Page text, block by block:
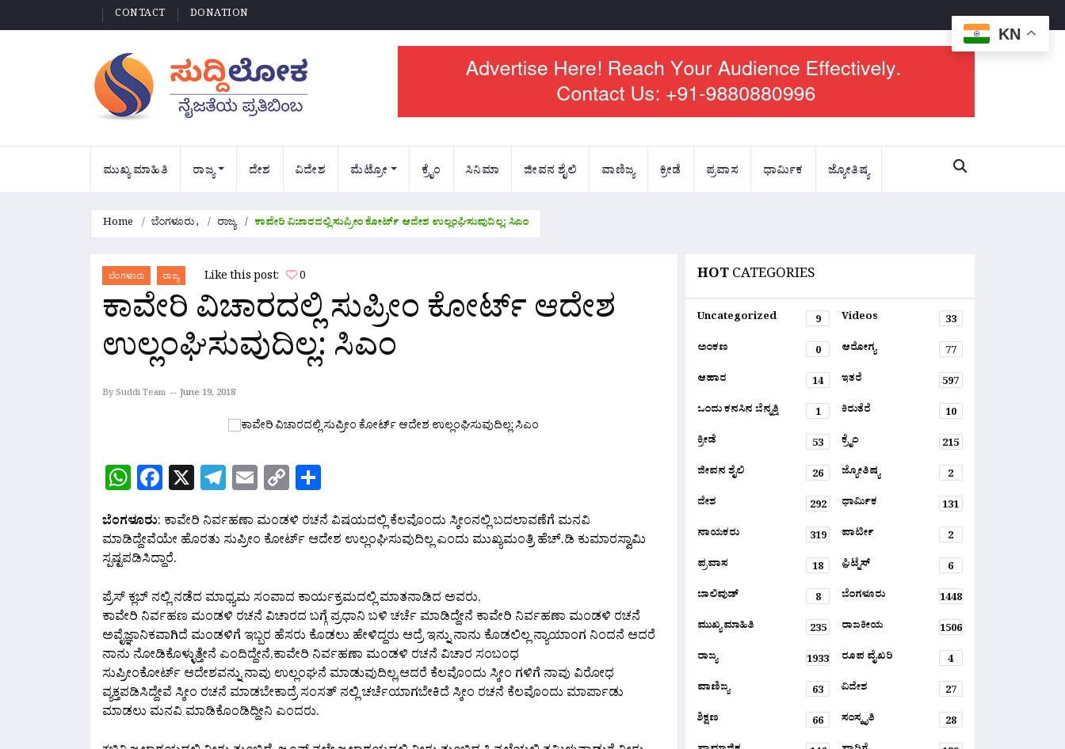
CONTACT DONATION
ಮುಖ್ಯ ಮಾಹಿತಿ ರಾಜ್ಯ ದೇಶ ವಿದೇಶ ಮೆಟ್ರೋ ಕ್ರೈಂ ಸಿನಿಮಾ ಜೀವನ ಶೈಲಿ ವಾಣಿಜ್ಯ ಕ್ರೀಡೆ ಪ್ರವಾಸ ಧಾರ್ಮಿಕ ಜ್ಯೋತಿಷ್ಯ
Home ಬೆಂಗಳೂರು, ರಾಜ್ಯ ಕಾವೇರಿ ವಿಚಾರದಲ್ಲಿ ಸುಪ್ರೀಂ ಕೋರ್ಟ್ ಆದೇಶ ಉಲ್ಲಂಘಿಸುವುದಿಲ್ಲ: ಸಿಎಂ
ಬೆಂಗಳೂರು ರಾಜ್ಯ Like this post: 0
ಕಾವೇರಿ ವಿಚಾರದಲ್ಲಿ ಸುಪ್ರೀಂ ಕೋರ್ಟ್ ಆದೇಶ
ಉಲ್ಲಂಘಿಸುವುದಿಲ್ಲ: ಸಿಎಂ
By Suddi Team June 19, 2018
WhatsApp
Facebook
X Telegram
Email
Copy
Link
ಬೆಂಗಳೂರು: ಕಾವೇರಿ ನಿರ್ವಹಣಾ ಮಂಡಳಿ ರಚನೆ ವಿಷಯದಲ್ಲಿ ಕೆಲವೊಂದು ಸ್ಕೀಂನಲ್ಲಿ ಬದಲಾವಣೆಗೆ ಮನವಿ
ಮಾಡಿದ್ದೇವೆಯೇ ಹೊರತು ಸುಪ್ರೀಂ ಕೋರ್ಟ್ ಆದೇಶ ಉಲ್ಲಂಘಿಸುವುದಿಲ್ಲ ಎಂದು ಮುಖ್ಯಮಂತ್ರಿ ಹೆಚ್.ಡಿ ಕುಮಾರಸ್ವಾಮಿ
ಸ್ಪಷ್ಟಪಡಿಸಿದ್ದಾರೆ.
ಪ್ರೆಸ್ ಕ್ಲಬ್ ನಲ್ಲಿ ನಡೆದ ಮಾಧ್ಯಮ ಸಂವಾದ ಕಾರ್ಯಕ್ರಮದಲ್ಲಿ ಮಾತನಾಡಿದ ಅವರು,
ಕಾವೇರಿ ನಿರ್ವಹಣ ಮಂಡಳಿ ರಚನೆ ವಿಚಾರದ ಬಗ್ಗೆ ಪ್ರಧಾನಿ ಬಳಿ ಚರ್ಚೆ ಮಾಡಿದ್ದೇನೆ ಕಾವೇರಿ ನಿರ್ವಹಣಾ ಮಂಡಳಿ ರಚನೆ
ಅವೈಜ್ಞಾನಿಕವಾಗಿದೆ ಮಂಡಳಿಗೆ ಇಬ್ಬರ ಹೆಸರು ಕೊಡಲು ಹೇಳಿದ್ದರು ಆದ್ರೆ ಇನ್ನು ನಾನು ಕೊಡಲಿಲ್ಲ ನ್ಯಾಯಾಂಗ ನಿಂದನೆ ಆದರೆ
ನಾನು ನೋಡಿಕೊಳ್ಳುತ್ತೇನೆ ಎಂದಿದ್ದೇನೆ,ಕಾವೇರಿ ನಿರ್ವಹಣಾ ಮಂಡಳಿ ರಚನೆ ವಿಚಾರ ಸಂಬಂಧ
ಸುಪ್ರೀಂಕೋರ್ಟ್ ಆದೇಶವನ್ನು ನಾವು ಉಲ್ಲಂಘನೆ ಮಾಡುವುದಿಲ್ಲ,ಆದರೆ ಕೆಲವೊಂದು ಸ್ಕೀಂ ಗಳಿಗೆ ನಾವು ವಿರೋಧ
ವ್ಯಕ್ತಪಡಿಸಿದ್ದೇವೆ ಸ್ಕೀಂ ರಚನೆ ಮಾಡಬೇಕಾದ್ರೆ ಸಂಸತ್ ನಲ್ಲಿ ಚರ್ಚೆಯಾಗಬೇಕಿದೆ ಸ್ಕೀಂ ರಚನೆ ಕೆಲವೊಂದು ಮಾರ್ಪಾಡು
ಮಾಡಲು ಮನವಿ ಮಾಡಿಕೊಂಡಿದ್ದೀನಿ ಎಂದರು.
HOTCATEGORIES
Uncategorized 9 Videos
33
ಅಂಕಣ
0 ಆರೋಗ್ಯ
77
ಆಹಾರ
14 ಇತರೆ
597
ಒಂದು ಕನಸಿನ ಬೆನ್ನತ್ತಿ
1 ಕಿರುತೆರೆ
10
ಕ್ರೀಡೆ
53 ಕ್ರೈಂ
215
ಜೀವನ ಶೈಲಿ
26 ಜ್ಯೋತಿಷ್ಯ
2
ದೇಶ
292 ಧಾರ್ಮಿಕ
131
ನಾಯಕರು
319 ಪಾರ್ಟೀ
2
ಪ್ರವಾಸ
18 ಫ಼ಿಟ್ನೆಸ್
6
ಬಾಲಿವುಡ್
8 ಬೆಂಗಳೂರು
1448
ಮುಖ್ಯ ಮಾಹಿತಿ
235 ರಾಜಕೀಯ
1506
ರಾಜ್ಯ
1933 ರೂಪ ವೈಖರಿ
4
ವಾಣಿಜ್ಯ
63 ವಿದೇಶ
27
ಶಿಕ್ಷಣ
66 ಸಂಸ್ಕೃತಿ
28
KN